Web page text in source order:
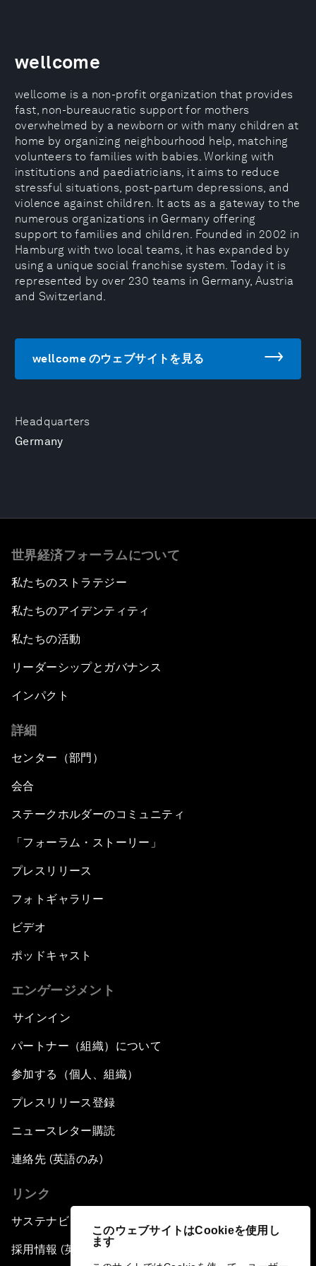
このウェブサイトはCookieを使用し
ます
Headquarters
Germany
wellcome
wellcome is a non-profit organization that provides
fast, non-bureaucratic support for mothers
overwhelmed by a newborn or with many children at
home by organizing neighbourhood help, matching
volunteers to families with babies. Working with
institutions and paediatricians, it aims to reduce
stressful situations, post-partum depressions, and
violence against children. It acts as a gateway to the
numerous organizations in Germany offering
support to families and children. Founded in 2002 in
Hamburg with two local teams, it has expanded by
using a unique social franchise system. Today it is
represented by over 230 teams in Germany, Austria
and Switzerland.
wellcome のウェブサイトを見る
世界経済フォーラムについて
私たちのストラテジー
私たちのアイデンティティ
私たちの活動
リーダーシップとガバナンス
インパクト
詳細
センター（部門）
会合
ステークホルダーのコミュニティ
「フォーラム・ストーリー」
プレスリリース
フォトギャラリー
ビデオ
ポッドキャスト
エンゲージメント
サインイン
パートナー（組織）について
参加する（個人、組織）
プレスリリース登録
ニュースレター購読
連絡先 (英語のみ)
リンク
サステナビリティへの取り組み
採用情報 (英語のみ)